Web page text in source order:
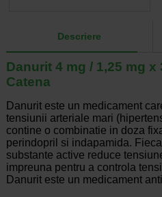
Descriere
Danurit 4 mg / 1,25 mg
Catena
Danurit este un medicament
tensiunii arteriale mari
contine o combinatie in doza
perindopril si indapamida.
substante active reduce
impreuna pentru a controla
Danurit este un medicament